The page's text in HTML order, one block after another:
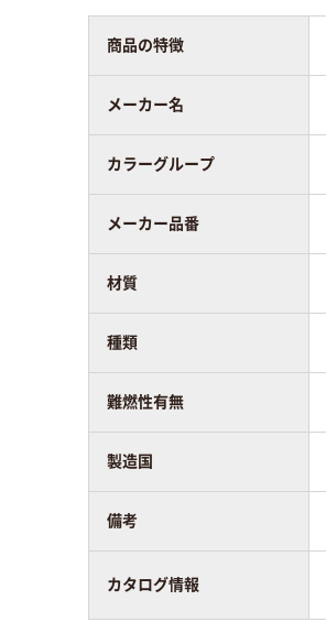
商品の特徴
メーカー名
カラーグループ
メーカー品番
材質
種類
難燃性有無
製造国
備考
カタログ情報